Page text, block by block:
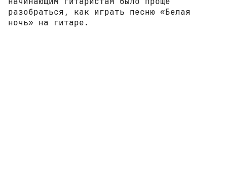
разобраться, как играть песню «Белая
ночь» на гитаре.